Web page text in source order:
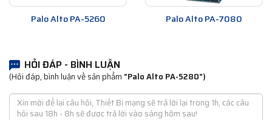
Palo Alto PA-5260 Palo Alto PA-7080
HỎI ĐÁP - BÌNH LUẬN
(Hỏi đáp, bình luận về sản phẩm "Palo Alto PA-5280")